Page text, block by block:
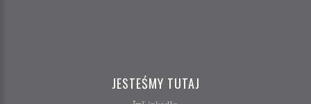
JESTEŚMY TUTAJ